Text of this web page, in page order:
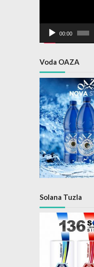
00:00
Voda OAZA
Solana Tuzla